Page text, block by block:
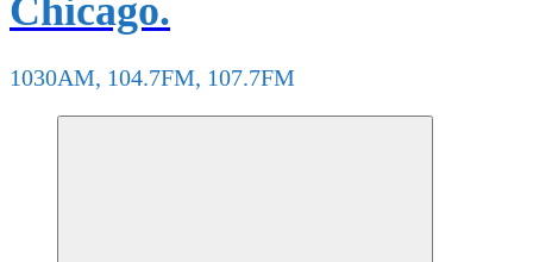
Chicago.
1030AM, 104.7FM, 107.7FM